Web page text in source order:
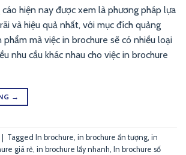
hiện nay được xem là phương pháp lựa
và hiệu quả nhất, với mục đích quảng
phẩm mà việc in brochure sẽ có nhiều loại
nhu cầu khác nhau cho việc in brochure
→
Tagged In brochure, in brochure ấn tượng, in
giá rẻ, in brochure lấy nhanh, In brochure số